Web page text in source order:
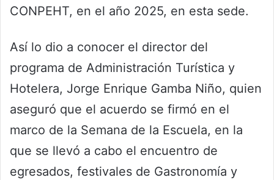
CONPEHT, en el año 2025, en esta sede.
Así lo dio a conocer el director del
programa de Administración Turística y
Hotelera, Jorge Enrique Gamba Niño, quien
aseguró que el acuerdo se firmó en el
marco de la Semana de la Escuela, en la
que se llevó a cabo el encuentro de
egresados, festivales de Gastronomía y